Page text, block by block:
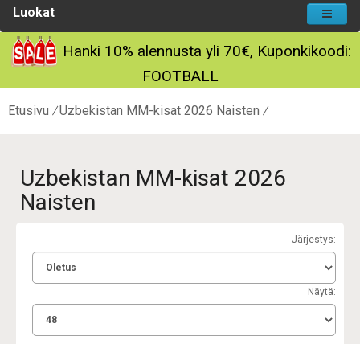
Luokat
Hanki 10% alennusta yli 70€, Kuponkikoodi:
FOOTBALL
Etusivu Uzbekistan MM-kisat 2026 Naisten
Uzbekistan MM-kisat 2026
Naisten
Järjestys:
Näytä: